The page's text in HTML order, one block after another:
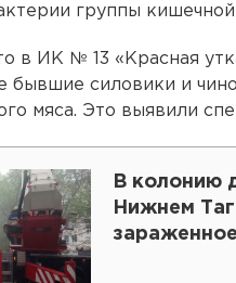
группы кишечной
в ИК № 13 «Красная
бывшие силовики и
мяса. Это выявили
В колонию
Нижнем